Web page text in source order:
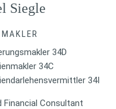
Siegle
34D
34C
34I
Financial Consultant